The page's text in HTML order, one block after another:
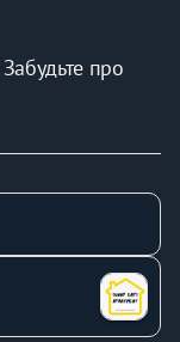
про
просто и
Идеально
Тихий и
как для